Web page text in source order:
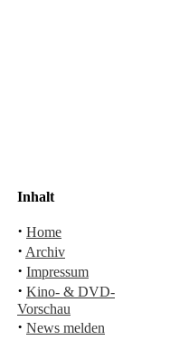
Inhalt
· Home
· Archiv
· Impressum
· Kino- & DVD-
Vorschau
· News melden